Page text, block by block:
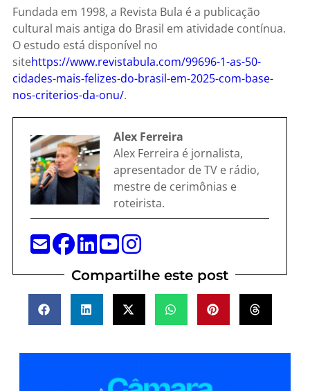
Fundada em 1998, a Revista Bula é a publicação
cultural mais antiga do Brasil em atividade contínua.
O estudo está disponível no
sitehttps://www.revistabula.com/99696-1-as-50-
cidades-mais-felizes-do-brasil-em-2025-com-base-
nos-criterios-da-onu/.
Alex Ferreira
Alex Ferreira é jornalista,
apresentador de TV e rádio,
mestre de cerimônias e
roteirista.
Compartilhe este post